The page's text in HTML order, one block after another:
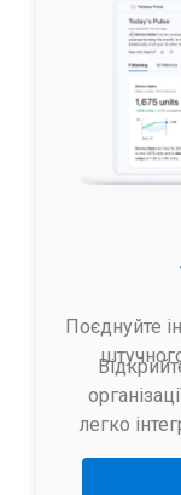
Поєднуйте
легко